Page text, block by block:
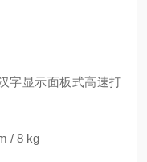
字显示面板式高速打
/ 8 kg